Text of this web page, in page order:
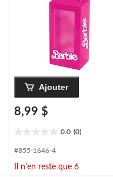
Ajouter
8,99 $
0.0 (0)
étoile(s)
5.
#855-1646-4
Il n’en reste que 6